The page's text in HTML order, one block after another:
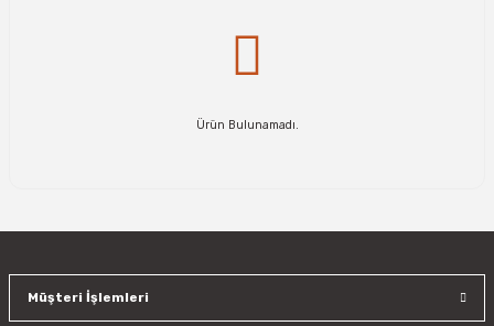
Ürün Bulunamadı.
Müşteri İşlemleri